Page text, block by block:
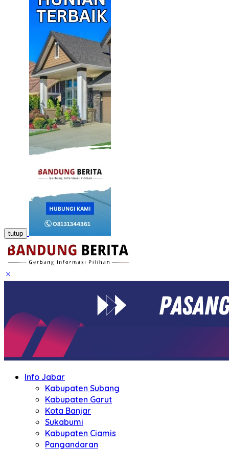
tutup
Info Jabar
Kabupaten Subang
Kabupaten Garut
Kota Banjar
Sukabumi
Kabupaten Ciamis
Pangandaran